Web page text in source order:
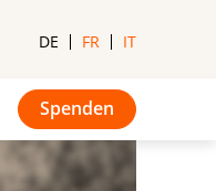
DE FR IT
Spenden